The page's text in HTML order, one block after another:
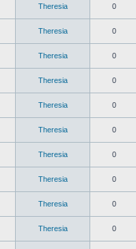
Theresia 0
Theresia 0
Theresia 0
Theresia 0
Theresia 0
Theresia 0
Theresia 0
Theresia 0
Theresia 0
Theresia 0